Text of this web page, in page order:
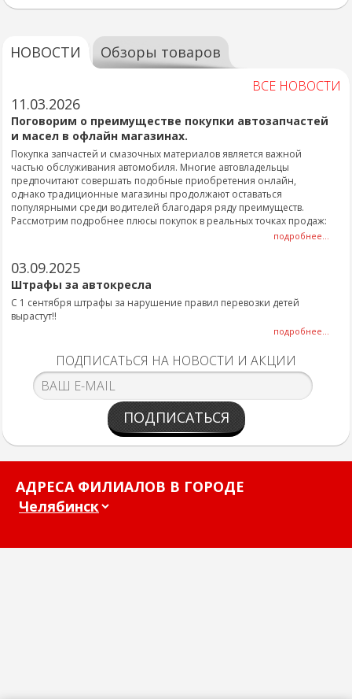
НОВОСТИ Обзоры товаров
ВСЕ НОВОСТИ
11.03.2026
Поговорим о преимуществе покупки автозапчастей
и масел в офлайн магазинах.
Покупка запчастей и смазочных материалов является важной
частью обслуживания автомобиля. Многие автовладельцы
предпочитают совершать подобные приобретения онлайн,
однако традиционные магазины продолжают оставаться
популярными среди водителей благодаря ряду преимуществ.
Рассмотрим подробнее плюсы покупок в реальных точках продаж:
подробнее...
03.09.2025
Штрафы за автокресла
С 1 сентября штрафы за нарушение правил перевозки детей
вырастут!!
подробнее...
ПОДПИСАТЬСЯ НА НОВОСТИ И АКЦИИ
ПОДПИСАТЬСЯ
АДРЕСА ФИЛИАЛОВ В ГОРОДЕ